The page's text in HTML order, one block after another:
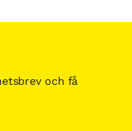
och få